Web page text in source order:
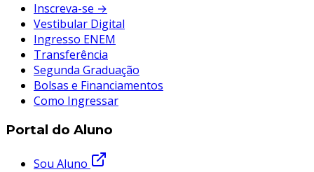
Inscreva-se →
Vestibular Digital
Ingresso ENEM
Transferência
Segunda Graduação
Bolsas e Financiamentos
Como Ingressar
Portal do Aluno
Sou Aluno